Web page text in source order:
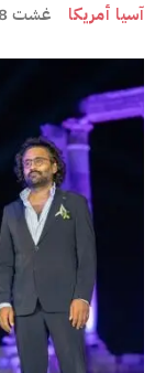
آسيا أمريكا غشت 8, 2026